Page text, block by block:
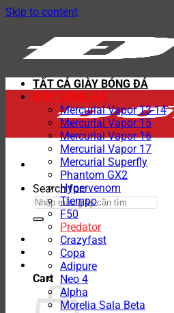
Skip to content
Search for:
Cart
TẤT CẢ GIÀY BÓNG ĐÁ
GIÀY BÓNG ĐÁ
Mercurial Vapor 13-14
Mercurial Vapor 15
Mercurial Vapor 16
Mercurial Vapor 17
Mercurial Superfly
Phantom GX2
Hypervenom
Tiempo
F50
Predator
Crazyfast
Copa
Adipure
Neo 4
Alpha
Morelia Sala Beta